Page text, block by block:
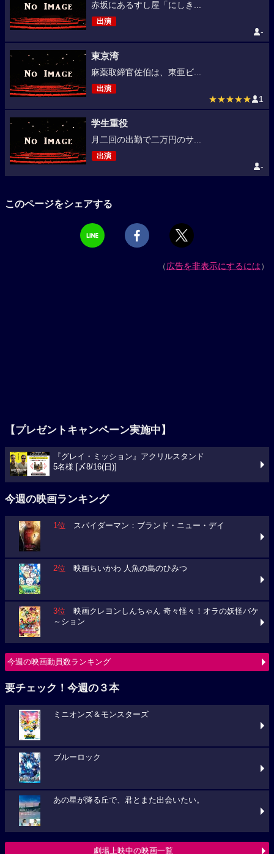
赤坂にあるすし屋「にしき...
出演
-
東京湾
麻薬取締官佐伯は、東亜ビ...
出演
★★★★★ 1
学生重役
月二回の出勤で二万円のサ...
出演
-
このページをシェアする
（広告を非表示にするには）
【プレゼントキャンペーン実施中】
『グレイ・ミッション』アクリルスタンド
5名様 [〆8/16(日)]
今週の映画ランキング
1位 スパイダーマン：ブランド・ニュー・デイ
2位 映画ちいかわ 人魚の島のひみつ
3位 映画クレヨンしんちゃん 奇々怪々！オラの妖怪バケ
～ション
今週の映画動員数ランキング
要チェック！今週の３本
ミニオンズ＆モンスターズ
ブルーロック
あの星が降る丘で、君とまた出会いたい。
劇場上映中の映画一覧